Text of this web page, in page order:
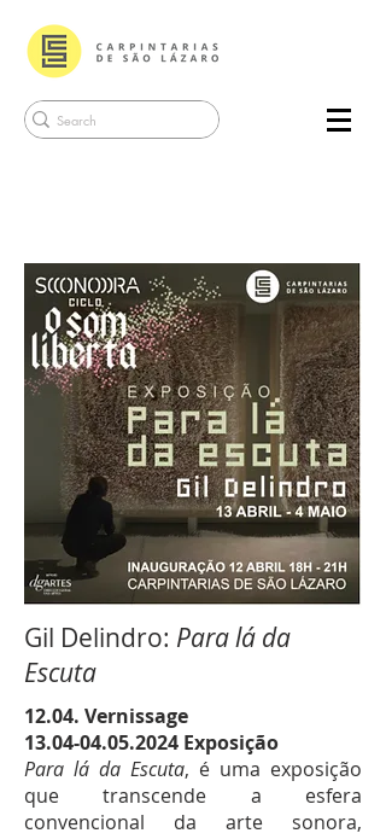
Gil Delindro: Para lá da
Escuta
12.04. Vernissage
13.04-04.05.2024 Exposição
Para lá da Escuta, é uma exposição
que transcende a esfera
convencional da arte sonora,